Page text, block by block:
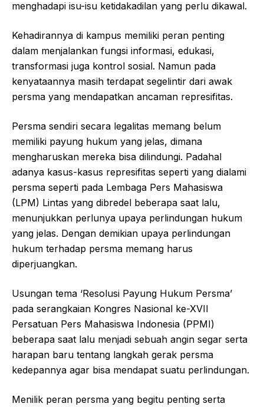
menghadapi isu-isu ketidakadilan yang perlu dikawal.
Kehadirannya di kampus memiliki peran penting
dalam menjalankan fungsi informasi, edukasi,
transformasi juga kontrol sosial. Namun pada
kenyataannya masih terdapat segelintir dari awak
persma yang mendapatkan ancaman represifitas.
Persma sendiri secara legalitas memang belum
memiliki payung hukum yang jelas, dimana
mengharuskan mereka bisa dilindungi. Padahal
adanya kasus-kasus represifitas seperti yang dialami
persma seperti pada Lembaga Pers Mahasiswa
(LPM) Lintas yang dibredel beberapa saat lalu,
menunjukkan perlunya upaya perlindungan hukum
yang jelas. Dengan demikian upaya perlindungan
hukum terhadap persma memang harus
diperjuangkan.
Usungan tema ‘Resolusi Payung Hukum Persma’
pada serangkaian Kongres Nasional ke-XVII
Persatuan Pers Mahasiswa Indonesia (PPMI)
beberapa saat lalu menjadi sebuah angin segar serta
harapan baru tentang langkah gerak persma
kedepannya agar bisa mendapat suatu perlindungan.
Menilik peran persma yang begitu penting serta